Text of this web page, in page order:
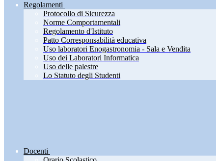
Regolamenti
Protocollo di Sicurezza
Norme Comportamentali
Regolamento d'Istituto
Patto Corresponsabilità educativa
Uso laboratori Enogastronomia - Sala e Vendita
Uso dei Laboratori Informatica
Uso delle palestre
Lo Statuto degli Studenti
Docenti